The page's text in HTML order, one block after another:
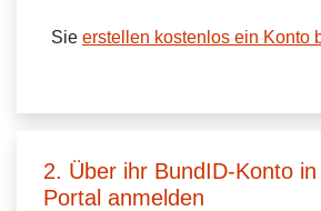
Sie erstellen kostenlos ein Konto
2. Über ihr BundID-Konto
Portal anmelden